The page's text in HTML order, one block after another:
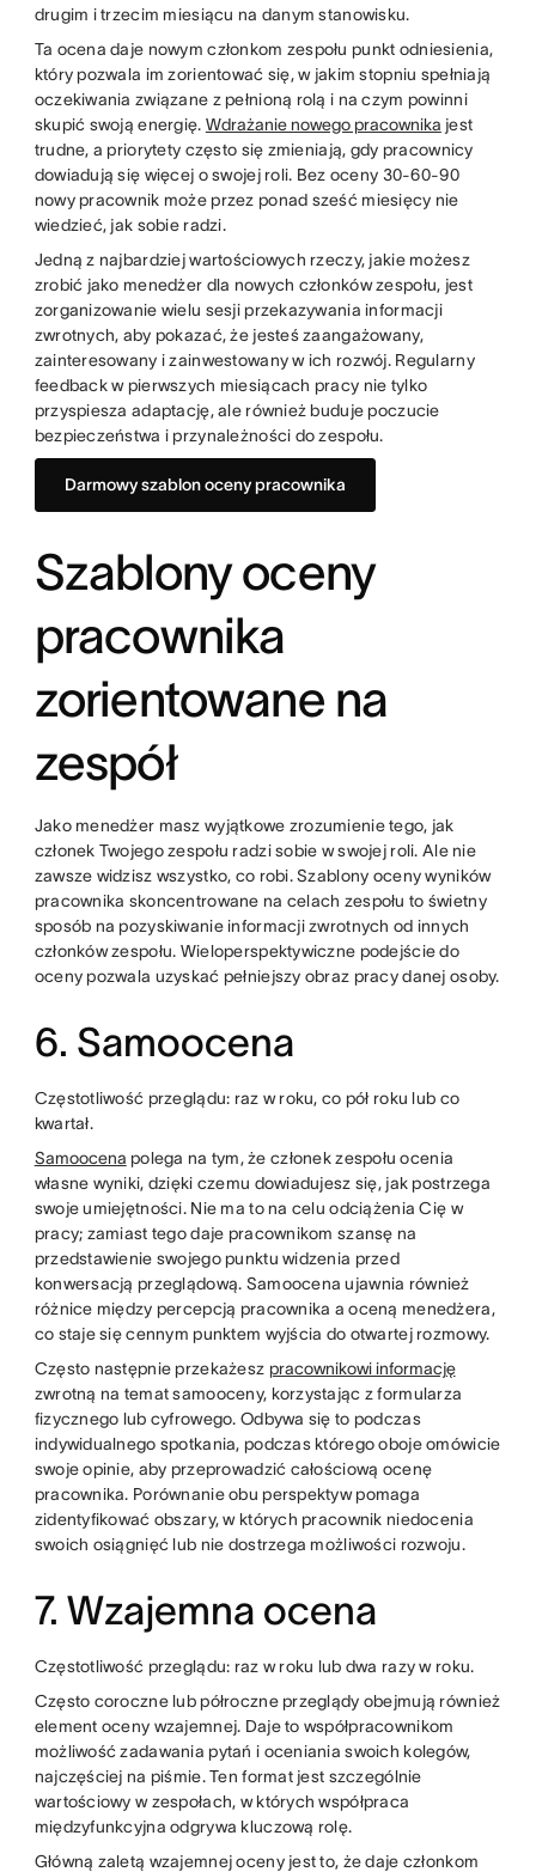
drugim i trzecim miesiącu na danym stanowisku.
Ta ocena daje nowym członkom zespołu punkt odniesienia,
który pozwala im zorientować się, w jakim stopniu spełniają
oczekiwania związane z pełnioną rolą i na czym powinni
skupić swoją energię. Wdrażanie nowego pracownika jest
trudne, a priorytety często się zmieniają, gdy pracownicy
dowiadują się więcej o swojej roli. Bez oceny 30-60-90
nowy pracownik może przez ponad sześć miesięcy nie
wiedzieć, jak sobie radzi.
Jedną z najbardziej wartościowych rzeczy, jakie możesz
zrobić jako menedżer dla nowych członków zespołu, jest
zorganizowanie wielu sesji przekazywania informacji
zwrotnych, aby pokazać, że jesteś zaangażowany,
zainteresowany i zainwestowany w ich rozwój. Regularny
feedback w pierwszych miesiącach pracy nie tylko
przyspiesza adaptację, ale również buduje poczucie
bezpieczeństwa i przynależności do zespołu.
Darmowy szablon oceny pracownika
Szablony oceny
pracownika
zorientowane na
zespół
Jako menedżer masz wyjątkowe zrozumienie tego, jak
członek Twojego zespołu radzi sobie w swojej roli. Ale nie
zawsze widzisz wszystko, co robi. Szablony oceny wyników
pracownika skoncentrowane na celach zespołu to świetny
sposób na pozyskiwanie informacji zwrotnych od innych
członków zespołu. Wieloperspektywiczne podejście do
oceny pozwala uzyskać pełniejszy obraz pracy danej osoby.
6. Samoocena
Częstotliwość przeglądu: raz w roku, co pół roku lub co
kwartał.
Samoocena polega na tym, że członek zespołu ocenia
własne wyniki, dzięki czemu dowiadujesz się, jak postrzega
swoje umiejętności. Nie ma to na celu odciążenia Cię w
pracy; zamiast tego daje pracownikom szansę na
przedstawienie swojego punktu widzenia przed
konwersacją przeglądową. Samoocena ujawnia również
różnice między percepcją pracownika a oceną menedżera,
co staje się cennym punktem wyjścia do otwartej rozmowy.
Często następnie przekażesz pracownikowi informację
zwrotną na temat samooceny, korzystając z formularza
fizycznego lub cyfrowego. Odbywa się to podczas
indywidualnego spotkania, podczas którego oboje omówicie
swoje opinie, aby przeprowadzić całościową ocenę
pracownika. Porównanie obu perspektyw pomaga
zidentyfikować obszary, w których pracownik niedocenia
swoich osiągnięć lub nie dostrzega możliwości rozwoju.
7. Wzajemna ocena
Częstotliwość przeglądu: raz w roku lub dwa razy w roku.
Często coroczne lub półroczne przeglądy obejmują również
element oceny wzajemnej. Daje to współpracownikom
możliwość zadawania pytań i oceniania swoich kolegów,
najczęściej na piśmie. Ten format jest szczególnie
wartościowy w zespołach, w których współpraca
międzyfunkcyjna odgrywa kluczową rolę.
Główną zaletą wzajemnej oceny jest to, że daje członkom